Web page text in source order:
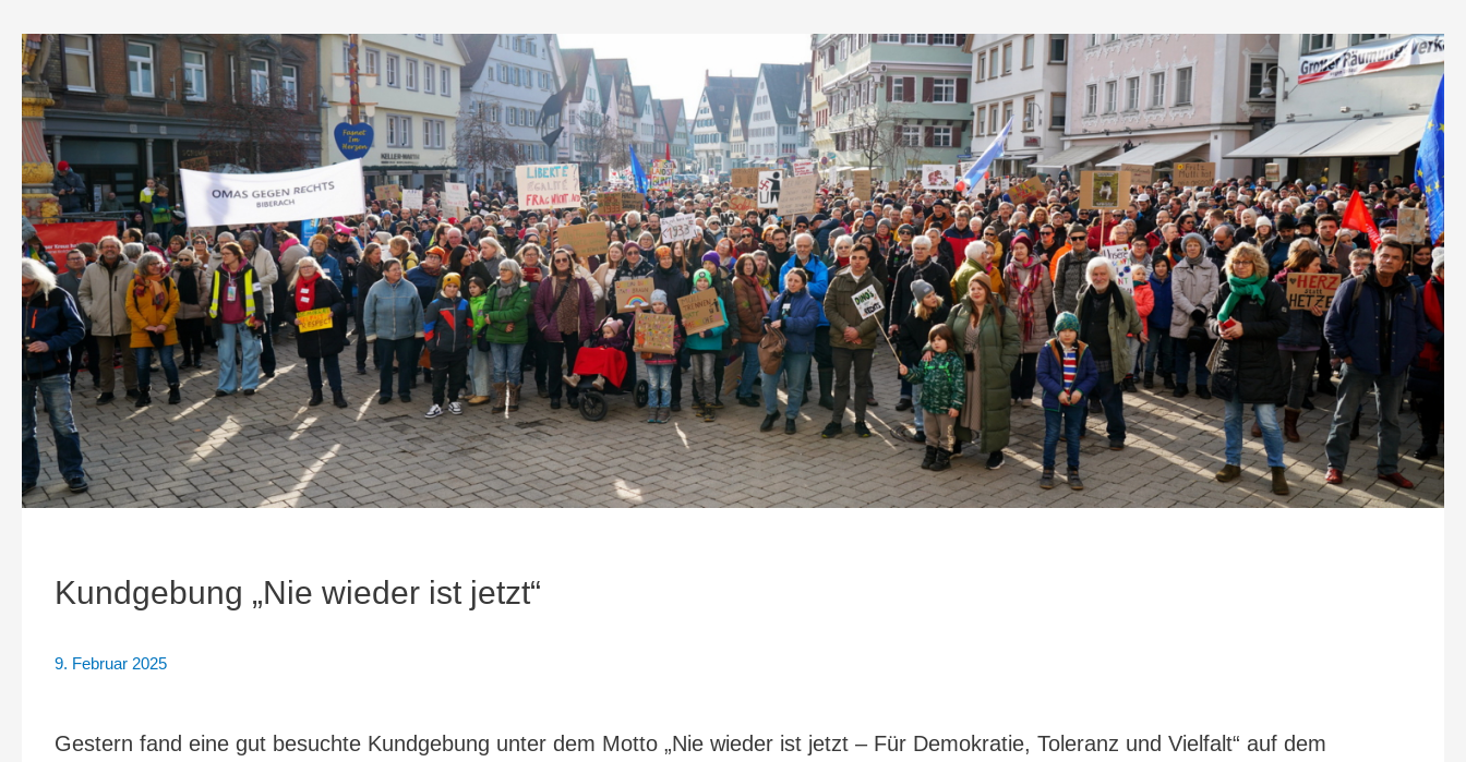
Kundgebung „Nie wieder ist jetzt“
9. Februar 2025
Gestern fand eine gut besuchte Kundgebung unter dem Motto „Nie wieder ist jetzt – Für Demokratie, Toleranz und Vielfalt“ auf dem